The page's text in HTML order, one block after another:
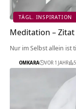
TÄGL. INSPIRATION
Meditation – Zitat
Nur im Selbst allein ist
OMKARA VOR 1 JAHR